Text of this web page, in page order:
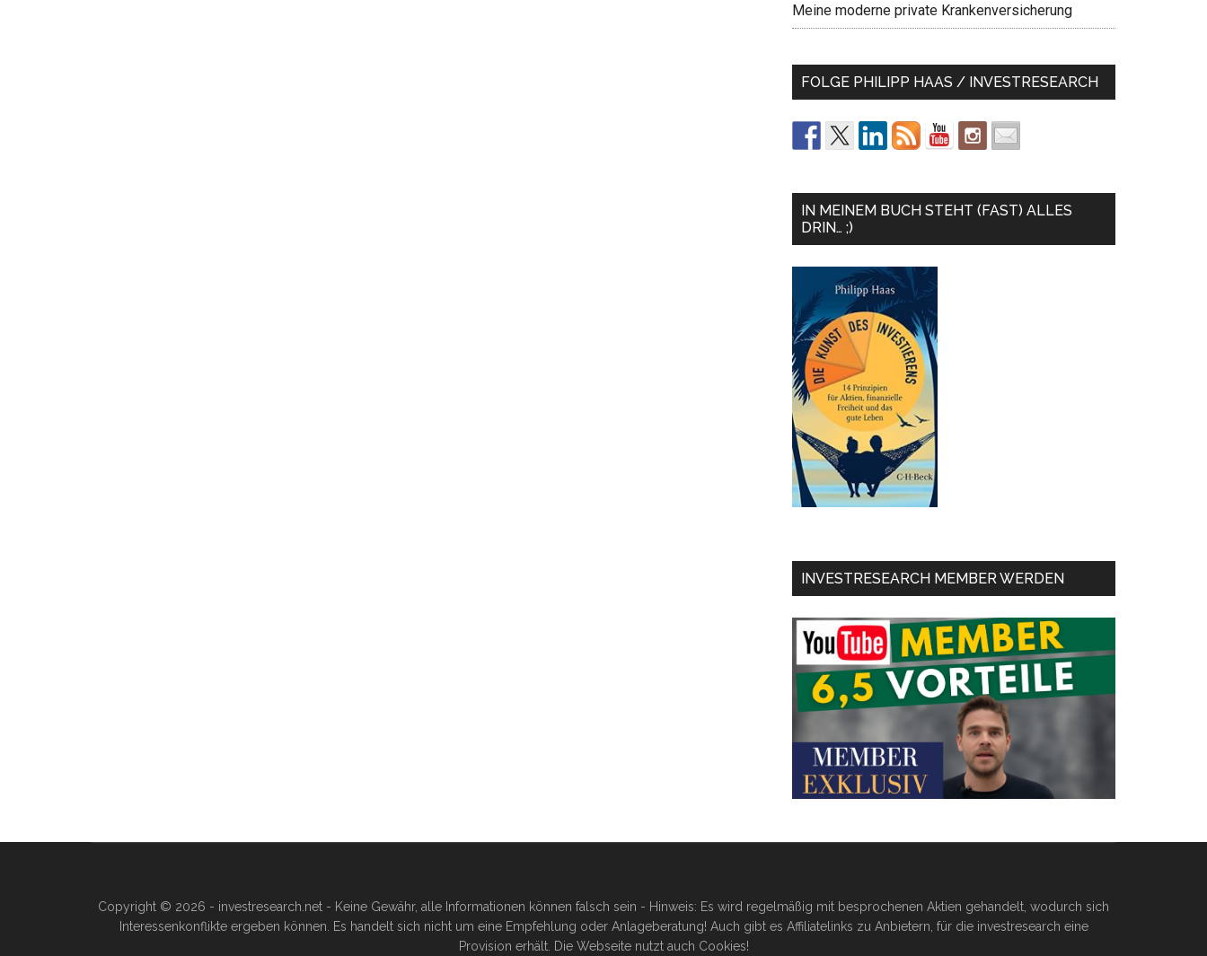
Meine moderne private Krankenversicherung
FOLGE PHILIPP HAAS / INVESTRESEARCH
IN MEINEM BUCH STEHT (FAST) ALLES
DRIN… ;)
INVESTRESEARCH MEMBER WERDEN
Copyright © 2026 - investresearch.net - Keine Gewähr, alle Informationen können falsch sein - Hinweis: Es wird regelmäßig mit besprochenen Aktien gehandelt, wodurch sich
Interessenkonflikte ergeben können. Es handelt sich nicht um eine Empfehlung oder Anlageberatung! Auch gibt es Affiliatelinks zu Anbietern, für die investresearch eine
Provision erhält. Die Webseite nutzt auch Cookies!